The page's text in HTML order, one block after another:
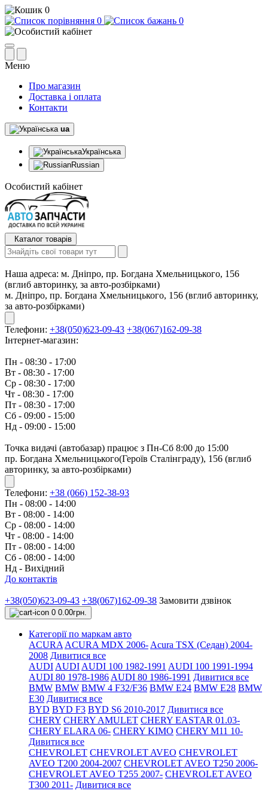
0
0
0
Меню
Про магазин
Доставка і оплата
Контакти
ua
Українська
Russian
Особистий кабінет
Каталог товарів
Наша адреса: м. Дніпро, пр. Богдана Хмельницького, 156
(вглиб авторинку, за авто-розбірками)
м. Дніпро, пр. Богдана Хмельницького, 156 (вглиб авторинку,
за авто-розбірками)
Телефони: +38(050)623-09-43 +38(067)162-09-38
Інтернет-магазин:
Пн - 08:30 - 17:00
Вт - 08:30 - 17:00
Ср - 08:30 - 17:00
Чт - 08:30 - 17:00
Пт - 08:30 - 17:00
Сб - 09:00 - 15:00
Нд - 09:00 - 15:00
Точка видачі (автобазар) працює з Пн-Сб 8:00 до 15:00
пр. Богдана Хмельницького(Героїв Сталінграду), 156 (вглиб
авторинку, за авто-розбірками)
Телефони: +38 (066) 152-38-93
Пн - 08:00 - 14:00
Вт - 08:00 - 14:00
Ср - 08:00 - 14:00
Чт - 08:00 - 14:00
Пт - 08:00 - 14:00
Сб - 08:00 - 14:00
Нд - Вихідний
До контактів
+38(050)623-09-43 +38(067)162-09-38 Замовити дзвінок
0 0.00грн.
Категорії по маркам авто
ACURA ACURA MDX 2006- Acura TSX (Седан) 2004-
2008 Дивитися все
AUDI AUDI AUDI 100 1982-1991 AUDI 100 1991-1994
AUDI 80 1978-1986 AUDI 80 1986-1991 Дивитися все
BMW BMW BMW 4 F32/F36 BMW E24 BMW E28 BMW
E30 Дивитися все
BYD BYD F3 BYD S6 2010-2017 Дивитися все
CHERY CHERY AMULET CHERY EASTAR 01.03-
CHERY ELARA 06- CHERY KIMO CHERY M11 10-
Дивитися все
CHEVROLET CHEVROLET AVEO CHEVROLET
AVEO Т200 2004-2007 CHEVROLET AVEO Т250 2006-
CHEVROLET AVEO Т255 2007- CHEVROLET AVEO
Т300 2011- Дивитися все